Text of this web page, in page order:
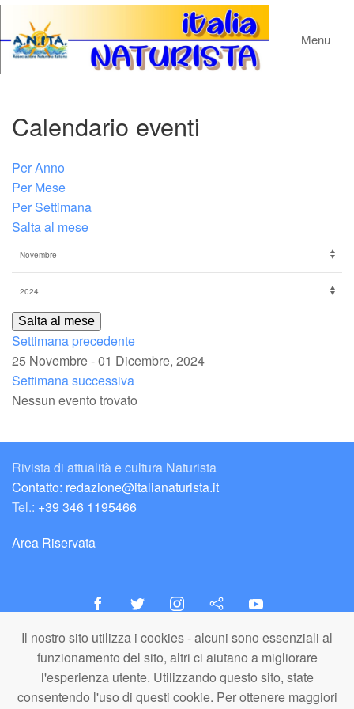
Il nostro sito utilizza i cookies - alcuni sono essenziali al
funzionamento del sito, altri ci aiutano a migliorare
l'esperienza utente. Utilizzando questo sito, state
consentendo l'uso di questi cookie. Per ottenere maggiori
Menu
Calendario eventi
Per Anno
Per Mese
Per Settimana
Salta al mese
Salta al mese
Settimana precedente
25 Novembre - 01 Dicembre, 2024
Settimana successiva
Nessun evento trovato
Rivista di attualità e cultura Naturista
Contatto: redazione@italianaturista.it
Tel.: +39 346 1195466
Area Riservata
italiaNATURISTA
Editore e Redazione
A.N.ITA. Associazione Naturista Italiana (APS)
C.F. 80203710159